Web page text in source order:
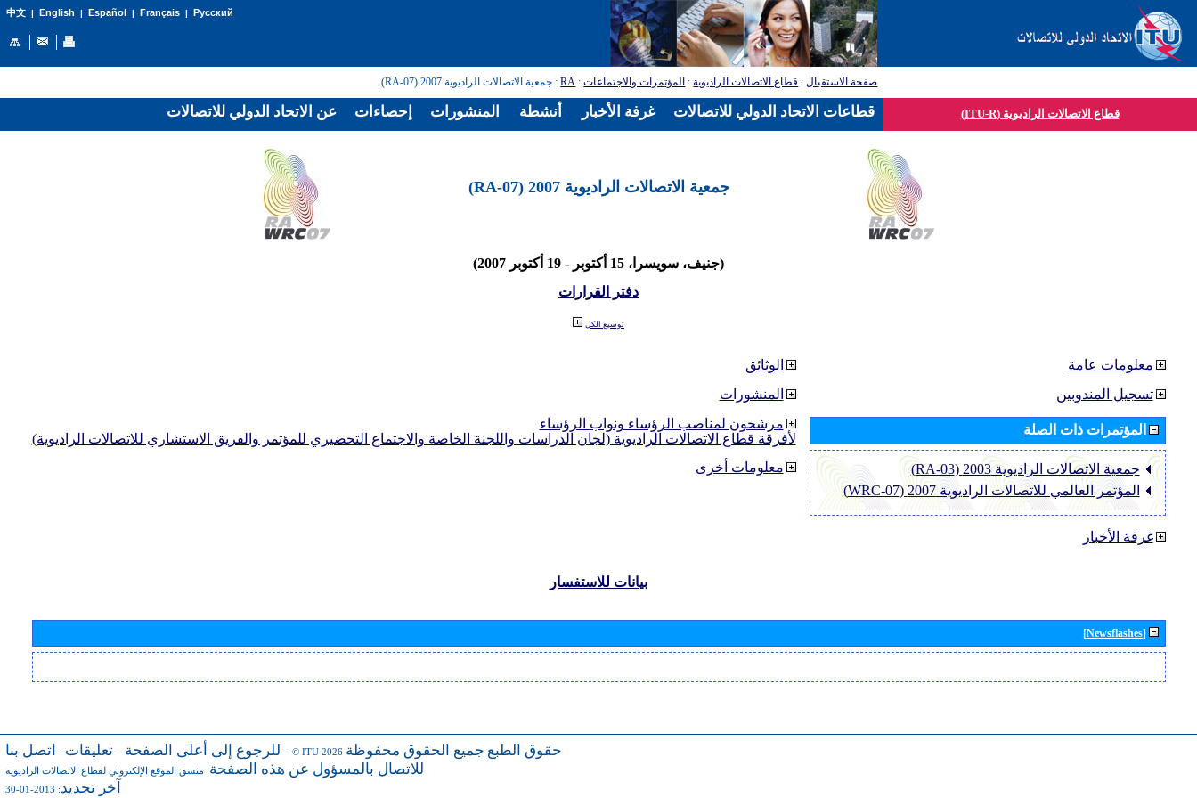
中文| English | Español | Français| Русский
صفحة الاستقبال: قطاع الاتصالات الراديوية: المؤتمرات والاجتماعات:
RA: جمعية الاتصالات الراديوية 2007 (RA-07)
قطاع الاتصالات الراديوية (ITU-R)
جمعية الاتصالات الراديوية 2007 (RA-07)
(جنيف، سويسرا، 15 أكتوبر - 19 أكتوبر 2007)
دفتر القرارات
توسيع الكل
الوثائق
المنشورات
مرشحون لمناصب الرؤساء ونواب الرؤساء
لأفرقة قطاع الاتصالات الراديوية (لجان الدراسات واللجنة الخاصة والاجتماع التحضيري للمؤتمر والفريق الاستشاري للاتصالات الراديوية)
معلومات أخرى
معلومات عامة
تسجيل المندوبين
المؤتمرات ذات الصلة
جمعية الاتصالات الراديوية 2003 (RA-03)
المؤتمر العالمي للاتصالات الراديوية 2007 (WRC-07)
غرفة الأخبار
بيانات للاستفسار
[Newsflashes]
للرجوع إلى أعلى الصفحة - تعليقات - اتصل بنا - © ITU 2026 حقوق الطبع جميع الحقوق محفوظة
للاتصال بالمسؤول عن هذه الصفحة: منسق الموقع الإلكتروني لقطاع الاتصالات الراديوية
آخر تجديد: 2013-01-30
عن الاتحاد الدولي للاتصالات إحصاءات المنشورات أنشطة غرفة الأخبار قطاعات الاتحاد الدولي للاتصالات